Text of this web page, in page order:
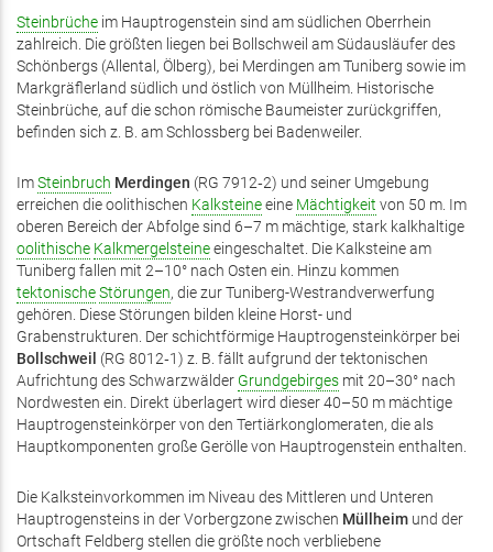
Steinbrüche im Hauptrogenstein sind am südlichen Oberrhein
zahlreich. Die größten liegen bei Bollschweil am Südausläufer des
Schönbergs (Allental, Ölberg), bei Merdingen am Tuniberg sowie im
Markgräflerland südlich und östlich von Müllheim. Historische
Steinbrüche, auf die schon römische Baumeister zurückgriffen,
befinden sich z. B. am Schlossberg bei Badenweiler.
ImSteinbruch Merdingen (RG 7912‑2) und seiner Umgebung
erreichen die oolithischen Kalksteineeine Mächtigkeit von 50 m. Im
oberen Bereich der Abfolge sind 6–7 m mächtige, stark kalkhaltige
oolithische Kalkmergelsteineeingeschaltet. Die Kalksteine am
Tuniberg fallen mit 2–10° nach Osten ein. Hinzu kommen
tektonischeStörungen, die zur Tuniberg-Westrandverwerfung
gehören. Diese Störungen bilden kleine Horst- und
Grabenstrukturen. Der schichtförmige Hauptrogensteinkörper bei
Bollschweil (RG 8012‑1) z. B. fällt aufgrund der tektonischen
Aufrichtung des Schwarzwälder Grundgebirges mit 20–30° nach
Nordwesten ein. Direkt überlagert wird dieser 40–50 m mächtige
Hauptrogensteinkörper von den Tertiärkonglomeraten, die als
Hauptkomponenten große Gerölle von Hauptrogenstein enthalten.
Die Kalksteinvorkommen im Niveau des Mittleren und Unteren
Hauptrogensteins in der Vorbergzone zwischen Müllheim und der
Ortschaft Feldberg stellen die größte noch verbliebene